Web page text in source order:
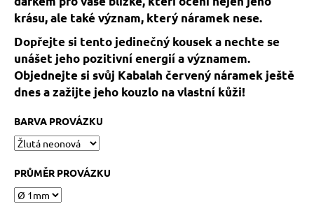
krásu, ale také význam, který náramek nese.
Dopřejte si tento jedinečný kousek a nechte se
unášet jeho pozitivní energií a významem.
Objednejte si svůj Kabalah červený náramek ještě
dnes a zažijte jeho kouzlo na vlastní kůži!
BARVA PROVÁZKU
PRŮMĚR PROVÁZKU
j
m
e
ČERVENÝ
NÁRAMEK
73
Původně:
Kč